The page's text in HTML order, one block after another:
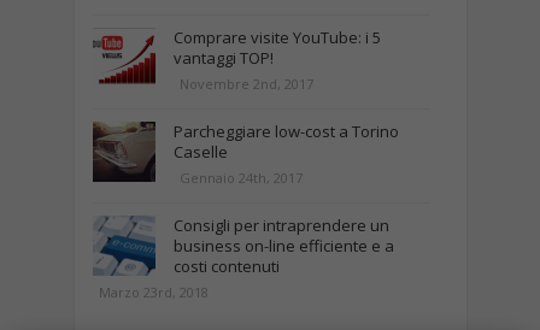
Comprare visite YouTube: i 5
vantaggi TOP!
Novembre 2nd, 2017
Parcheggiare low-cost a Torino
Caselle
Gennaio 24th, 2017
Consigli per intraprendere un
business on-line efficiente e a
costi contenuti
Marzo 23rd, 2018